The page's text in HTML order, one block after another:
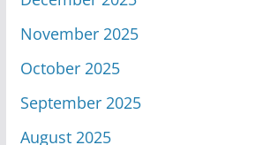
November 2025
October 2025
September 2025
August 2025